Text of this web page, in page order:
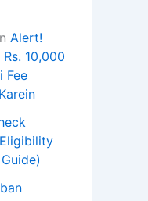
Alert!
10,000
Fee